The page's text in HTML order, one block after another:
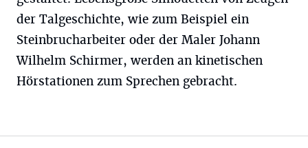
der Talgeschichte, wie zum Beispiel ein
Steinbrucharbeiter oder der Maler Johann
Wilhelm Schirmer, werden an kinetischen
Hörstationen zum Sprechen gebracht.